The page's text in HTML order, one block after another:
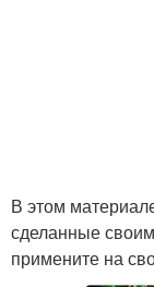
В этом
сделанные
примените на